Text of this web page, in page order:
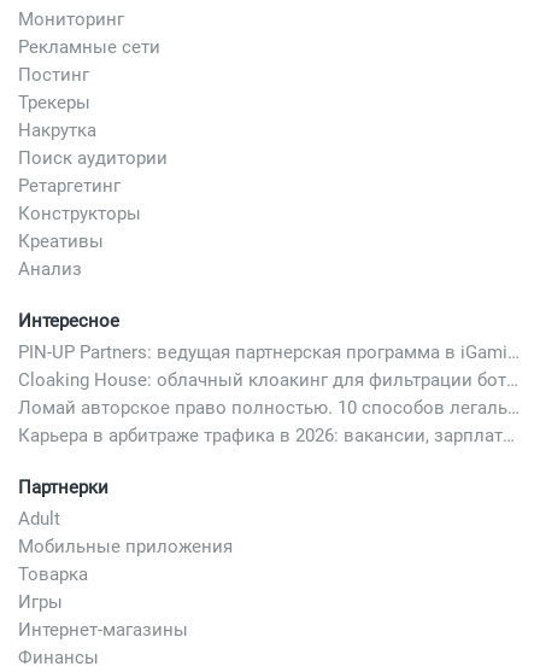
Мониторинг
Рекламные сети
Постинг
Трекеры
Накрутка
Поиск аудитории
Ретаргетинг
Конструкторы
Креативы
Анализ
Интересное
PIN-UP Partners: ведущая партнерская программа в iGaming
Cloaking House: облачный клоакинг для фильтрации ботов FB и Google Ads — гайд PHP-интеграции 2026
Ломай авторское право полностью. 10 способов легально добавить любимый трек в свой креатив
Карьера в арбитраже трафика в 2026: вакансии, зарплаты и как начать
Партнерки
Adult
Мобильные приложения
Товарка
Игры
Интернет-магазины
Финансы